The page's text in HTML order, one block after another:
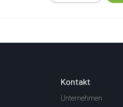
Kontakt
Unternehmen